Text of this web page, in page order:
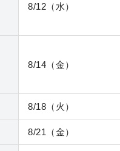
8/12（水）
8/14（金）
8/18（火）
8/21（金）